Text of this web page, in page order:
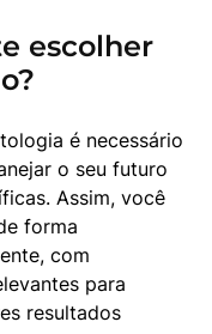
escolher
é necessário
o seu futuro
Assim, você
forma
com
para
resultados